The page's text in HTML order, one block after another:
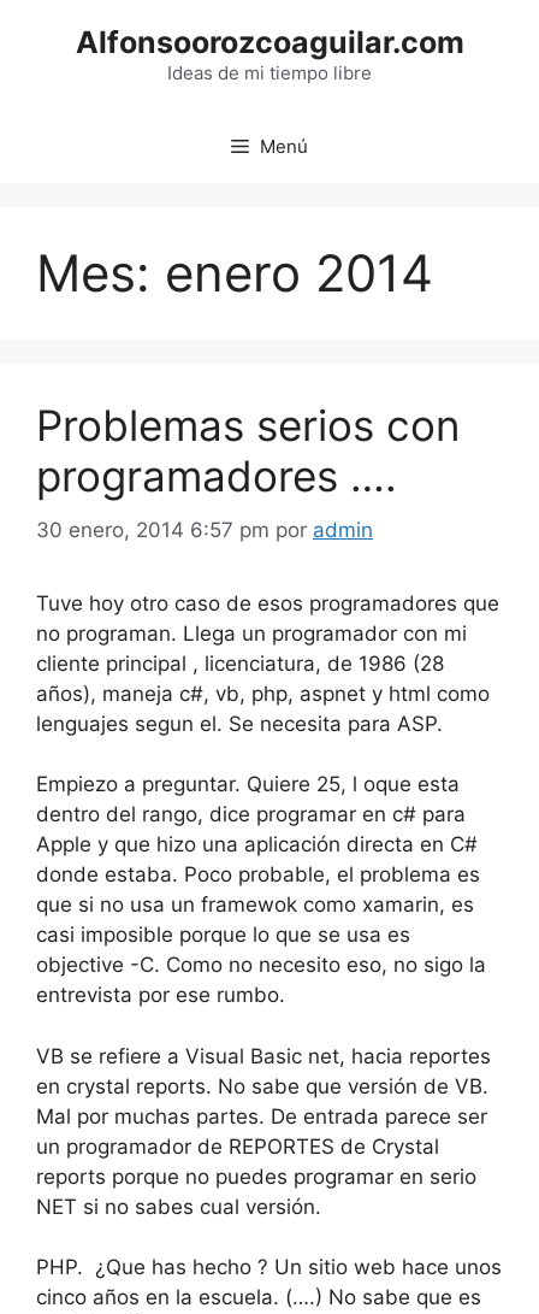
Alfonsoorozcoaguilar.com
Ideas de mi tiempo libre
Menú
Mes: enero 2014
Problemas serios con
programadores ….
30 enero, 2014 6:57 pm por admin
Tuve hoy otro caso de esos programadores que
no programan. Llega un programador con mi
cliente principal , licenciatura, de 1986 (28
años), maneja c#, vb, php, aspnet y html como
lenguajes segun el. Se necesita para ASP.
Empiezo a preguntar. Quiere 25, l oque esta
dentro del rango, dice programar en c# para
Apple y que hizo una aplicación directa en C#
donde estaba. Poco probable, el problema es
que si no usa un framewok como xamarin, es
casi imposible porque lo que se usa es
objective -C. Como no necesito eso, no sigo la
entrevista por ese rumbo.
VB se refiere a Visual Basic net, hacia reportes
en crystal reports. No sabe que versión de VB.
Mal por muchas partes. De entrada parece ser
un programador de REPORTES de Crystal
reports porque no puedes programar en serio
NET si no sabes cual versión.
PHP. ¿Que has hecho ? Un sitio web hace unos
cinco años en la escuela. (….) No sabe que es